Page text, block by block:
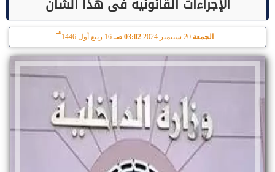
الجمعة 03:02 صـ 16 ربيع أول 1446
هـ